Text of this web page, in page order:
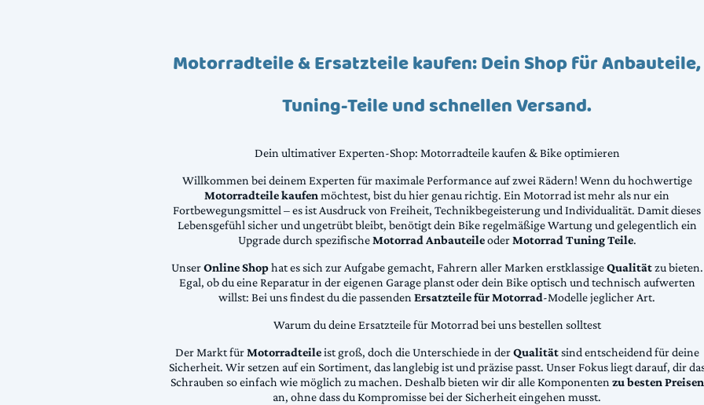
Motorradteile & Ersatzteile kaufen: Dein Shop für Anbauteile,
Tuning-Teile und schnellen Versand.
Dein ultimativer Experten-Shop: Motorradteile kaufen & Bike optimieren
Willkommen bei deinem Experten für maximale Performance auf zwei Rädern! Wenn du hochwertige
Motorradteile kaufenmöchtest, bist du hier genau richtig. Ein Motorrad ist mehr als nur ein
Fortbewegungsmittel – es ist Ausdruck von Freiheit, Technikbegeisterung und Individualität. Damit dieses
Lebensgefühl sicher und ungetrübt bleibt, benötigt dein Bike regelmäßige Wartung und gelegentlich ein
Upgrade durch spezifischeMotorrad AnbauteileoderMotorrad Tuning Teile.
UnserOnline Shophat es sich zur Aufgabe gemacht, Fahrern aller Marken erstklassigeQualitätzu bieten.
Egal, ob du eine Reparatur in der eigenen Garage planst oder dein Bike optisch und technisch aufwerten
willst: Bei uns findest du die passendenErsatzteile für Motorrad-Modelle jeglicher Art.
Warum du deine Ersatzteile für Motorrad bei uns bestellen solltest
Der Markt fürMotorradteileist groß, doch die Unterschiede in derQualitätsind entscheidend für deine
Sicherheit. Wir setzen auf ein Sortiment, das langlebig ist und präzise passt. Unser Fokus liegt darauf, dir
Schrauben so einfach wie möglich zu machen. Deshalb bieten wir dir alle Komponentenzu besten Preisen
an, ohne dass du Kompromisse bei der Sicherheit eingehen musst.